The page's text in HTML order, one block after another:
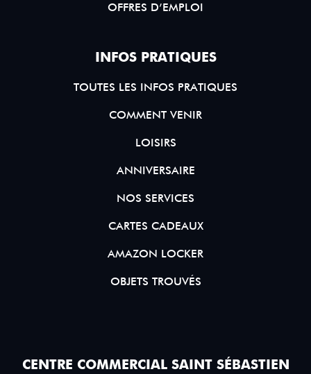
OFFRES D’EMPLOI
INFOS PRATIQUES
TOUTES LES INFOS PRATIQUES
COMMENT VENIR
LOISIRS
ANNIVERSAIRE
NOS SERVICES
CARTES CADEAUX
AMAZON LOCKER
OBJETS TROUVÉS
CENTRE COMMERCIAL SAINT SÉBASTIEN